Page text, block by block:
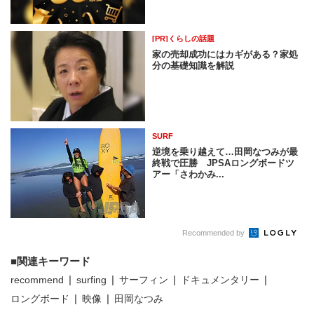
[PR]くらしの話題
家の売却成功にはカギがある？家処
分の基礎知識を解説
SURF
逆境を乗り越えて…田岡なつみが最
終戦で圧勝 JPSAロングボードツ
アー「さわかみ...
Recommended by
関連キーワード
recommend surfing サーフィン
ドキュメンタリー
ロングボード
映像 田岡なつみ